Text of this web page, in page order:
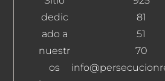
dedic
ado a
nuestr
os
81
51
70